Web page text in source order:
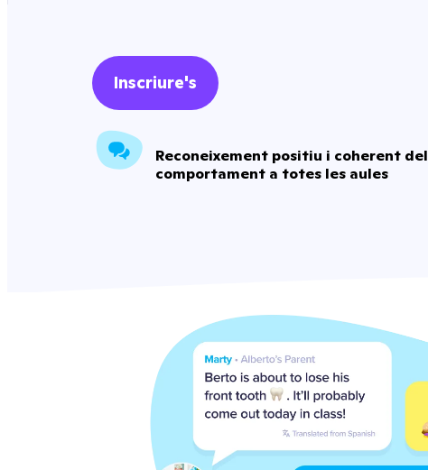
Inscriure's
Reconeixement positiu i coherent del
comportament a totes les aules